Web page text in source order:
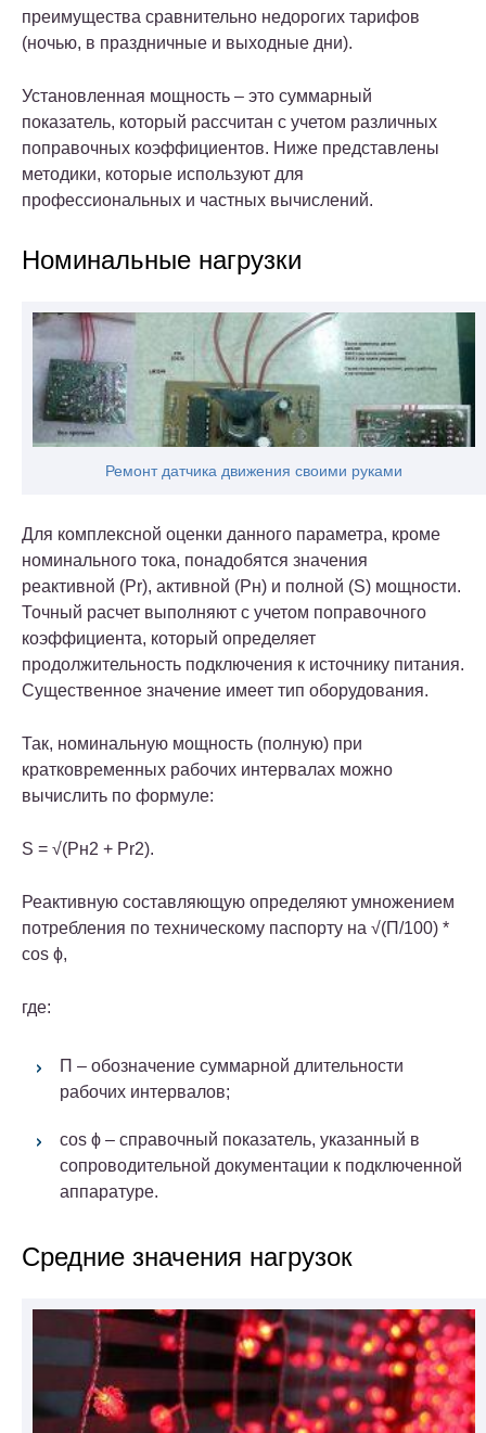
преимущества сравнительно недорогих тарифов
(ночью, в праздничные и выходные дни).
Установленная мощность – это суммарный
показатель, который рассчитан с учетом различных
поправочных коэффициентов. Ниже представлены
методики, которые используют для
профессиональных и частных вычислений.
Номинальные нагрузки
Ремонт датчика движения своими руками
Для комплексной оценки данного параметра, кроме
номинального тока, понадобятся значения
реактивной (Pr), активной (Рн) и полной (S) мощности.
Точный расчет выполняют с учетом поправочного
коэффициента, который определяет
продолжительность подключения к источнику питания.
Существенное значение имеет тип оборудования.
Так, номинальную мощность (полную) при
кратковременных рабочих интервалах можно
вычислить по формуле:
S = √(Рн2 + Pr2).
Реактивную составляющую определяют умножением
потребления по техническому паспорту на √(П/100) *
cos ϕ,
где:
П – обозначение суммарной длительности
рабочих интервалов;
cos ϕ – справочный показатель, указанный в
сопроводительной документации к подключенной
аппаратуре.
Средние значения нагрузок